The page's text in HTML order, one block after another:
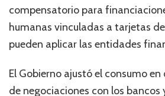
compensatorio para
humanas vinculadas a tarjetas
pueden aplicar las entidades
El Gobierno ajustó el consumo
de negociaciones con los bancos